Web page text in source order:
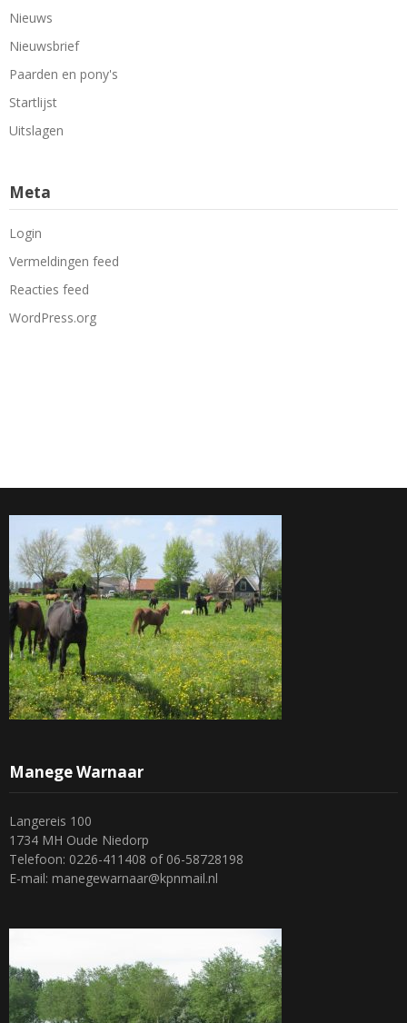
Nieuws
Nieuwsbrief
Paarden en pony's
Startlijst
Uitslagen
Meta
Login
Vermeldingen feed
Reacties feed
WordPress.org
Manege Warnaar
Langereis 100
1734 MH Oude Niedorp
Telefoon: 0226-411408 of 06-58728198
E-mail: manegewarnaar@kpnmail.nl